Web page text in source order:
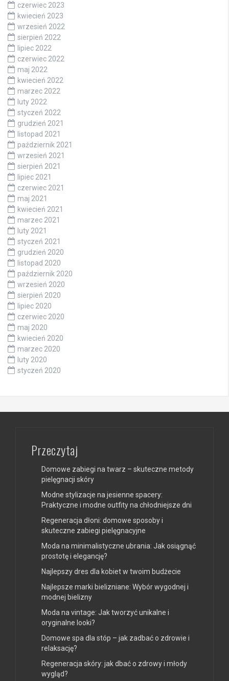
czerwiec 2023
kwiecień 2023
wrzesień 2022
sierpień 2022
lipiec 2022
czerwiec 2022
maj 2022
kwiecień 2022
marzec 2022
luty 2022
styczeń 2022
grudzień 2021
listopad 2021
październik 2021
wrzesień 2021
sierpień 2021
lipiec 2021
czerwiec 2021
maj 2021
kwiecień 2021
marzec 2021
luty 2021
styczeń 2021
grudzień 2020
listopad 2020
październik 2020
wrzesień 2020
sierpień 2020
lipiec 2020
czerwiec 2020
maj 2020
kwiecień 2020
marzec 2020
luty 2020
styczeń 2020
Przeczytaj
Domowe zabiegi na twarz – skuteczne metody
pielęgnacji skóry
Modne stylizacje na jesienne spacery:
Praktyczne i modne outfity na chłodniejsze dni
Regeneracja dłoni: domowe sposoby i
skuteczne zabiegi pielęgnacyjne
Moda na minimalistyczne ubrania: Jak osiągnąć
prostotę i elegancję?
Najlepszy dres dla kobiet w twoim budżecie
Najlepsze marki bielizniane: Wybór wygodnej i
modnej bielizny
Moda na vintage: Jak tworzyć unikalne i
oryginalne looki?
Domowe spa dla stóp – jak zadbać o zdrowie i
relaksację?
Regeneracja skóry: jak dbać o zdrowy i młody
wygląd?